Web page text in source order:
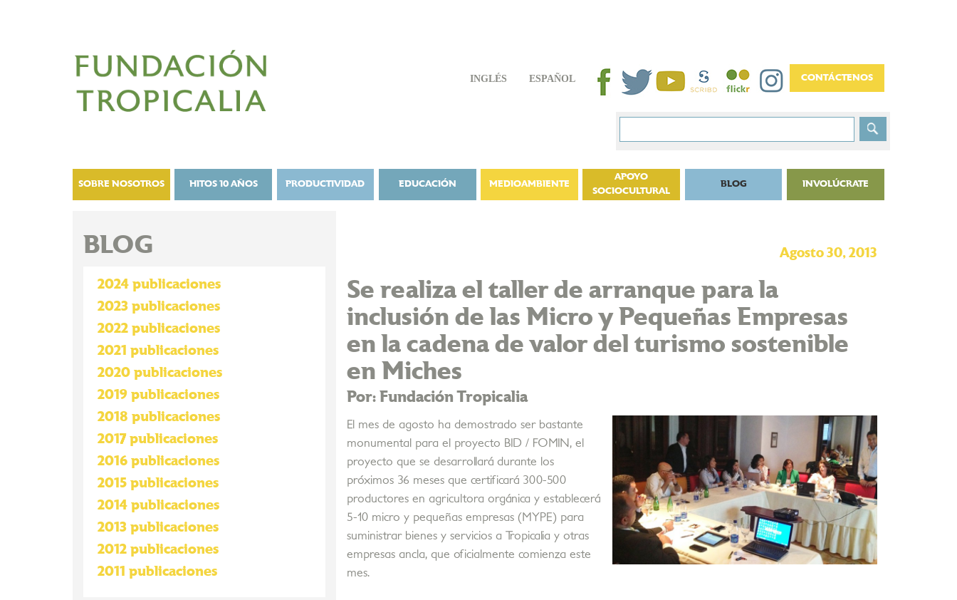
INGLÉS ESPAÑOL
SOBRE NOSOTROS HITOS 10 AÑOS PRODUCTIVIDAD EDUCACIÓN MEDIOAMBIENTE
APOYO
SOCIOCULTURAL
BLOG INVOLÚCRATE
Agosto 30, 2013
Se realiza el taller de arranque para la
inclusión de las Micro y Pequeñas Empresas
en la cadena de valor del turismo sostenible
en Miches
Por: Fundación Tropicalia
El mes de agosto ha demostrado ser bastante
monumental para el proyecto BID / FOMIN, el
proyecto que se desarrollará durante los
próximos 36 meses que certificará 300-500
productores en agricultora orgánica y establecerá
5-10 micro y pequeñas empresas (MYPE) para
suministrar bienes y servicios a Tropicalia y otras
empresas ancla, que oficialmente comienza este
mes.
BLOG
2024 publicaciones
2023 publicaciones
2022 publicaciones
2021 publicaciones
2020 publicaciones
2019 publicaciones
2018 publicaciones
2017 publicaciones
2016 publicaciones
2015 publicaciones
2014 publicaciones
2013 publicaciones
2012 publicaciones
2011 publicaciones